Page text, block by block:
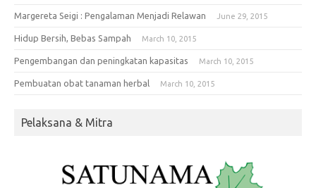
Margereta Seigi : Pengalaman Menjadi Relawan June 29, 2015
Hidup Bersih, Bebas Sampah March 10, 2015
Pengembangan dan peningkatan kapasitas March 10, 2015
Pembuatan obat tanaman herbal March 10, 2015
Pelaksana & Mitra